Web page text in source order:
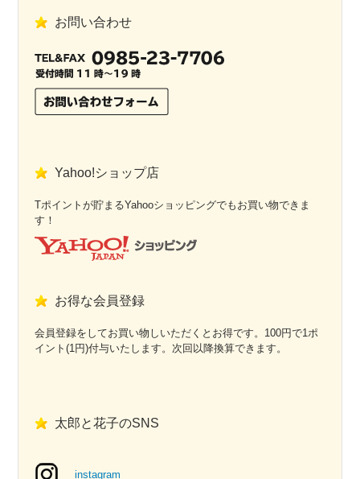
お問い合わせ
Yahoo!ショップ店
Tポイントが貯まるYahooショッピングでもお買い物できま
す！
お得な会員登録
会員登録をしてお買い物しいただくとお得です。100円で1ポ
イント(1円)付与いたします。次回以降換算できます。
太郎と花子のSNS
instagram